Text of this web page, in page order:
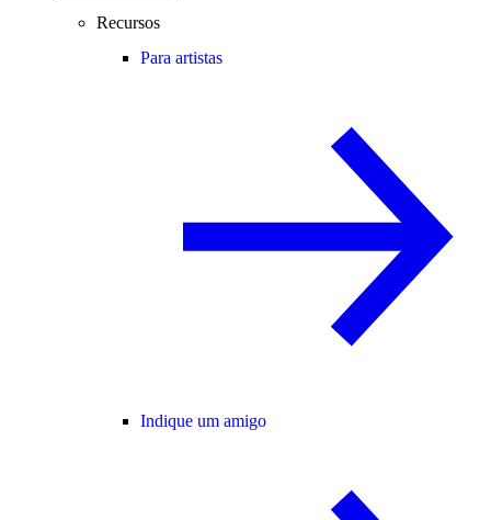
Recursos
Para artistas
Indique um amigo